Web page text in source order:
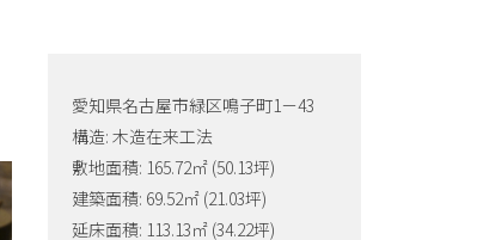
愛知県名古屋市緑区鳴子町1－43
構造: 木造在来工法
敷地面積: 165.72㎡ (50.13坪)
建築面積: 69.52㎡ (21.03坪)
延床面積: 113.13㎡ (34.22坪)